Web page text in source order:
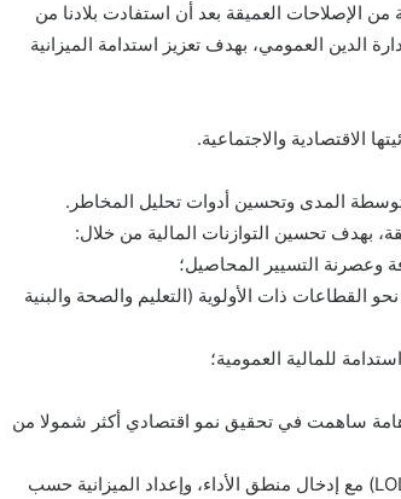
الإصلاحات العميقة بعد أن استفادت بلادنا من
الدين العمومي، بهدف تعزيز استدامة الميزانية
الاقتصادية والاجتماعية.
المدى وتحسين أدوات تحليل المخاطر.
بهدف تحسين التوازنات المالية من خلال:
وعصرنة التسيير المحاصيل؛
القطاعات ذات الأولوية (التعليم والصحة والبنية
للمالية العمومية؛
هامة ساهمت في تحقيق نمو اقتصادي أكثر شمولا من
– العمل التدريجي بالقانون الأساسي المتعلق بقوتين المالية (LOLF) مع إدخال منطق الأداء، وإعداد الميزانية حسب